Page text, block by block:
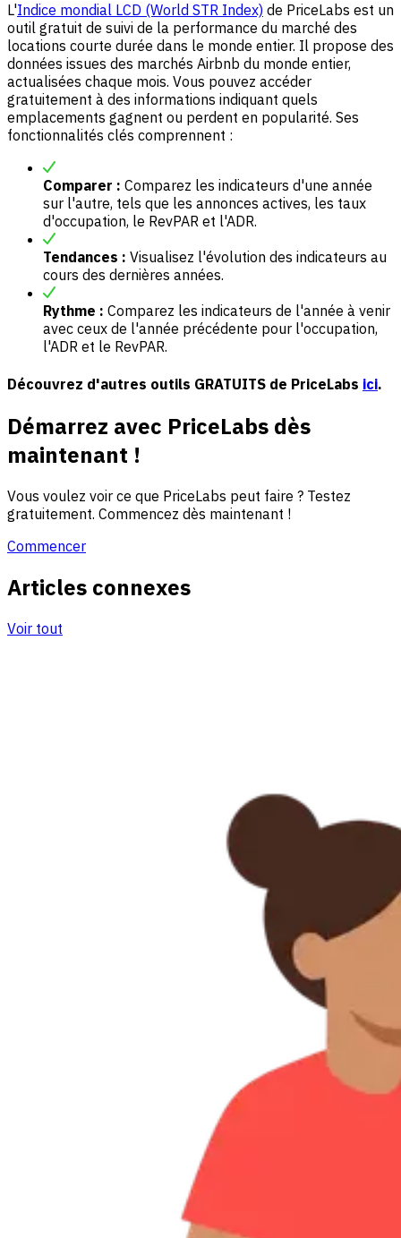
L'Indice mondial LCD (World STR Index) de PriceLabs est un
outil gratuit de suivi de la performance du marché des
locations courte durée dans le monde entier. Il propose des
données issues des marchés Airbnb du monde entier,
actualisées chaque mois. Vous pouvez accéder
gratuitement à des informations indiquant quels
emplacements gagnent ou perdent en popularité. Ses
fonctionnalités clés comprennent :
Comparer : Comparez les indicateurs d'une année
sur l'autre, tels que les annonces actives, les taux
d'occupation, le RevPAR et l'ADR.
Tendances : Visualisez l'évolution des indicateurs au
cours des dernières années.
Rythme : Comparez les indicateurs de l'année à venir
avec ceux de l'année précédente pour l'occupation,
l'ADR et le RevPAR.
Découvrez d'autres outils GRATUITS de PriceLabs ici.
Démarrez avec PriceLabs dès
maintenant !
Vous voulez voir ce que PriceLabs peut faire ? Testez
gratuitement. Commencez dès maintenant !
Commencer
Articles connexes
Voir tout